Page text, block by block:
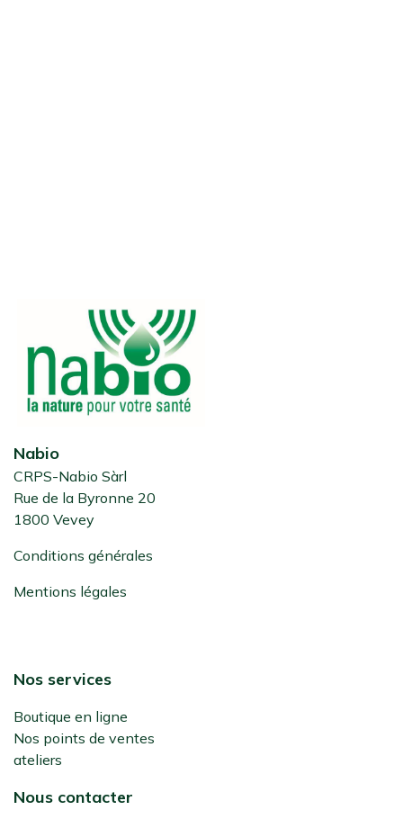
Nabio
CRPS-Nabio Sàrl
Rue de la Byronne 20
1800 Vevey
Conditions générales
Mentions légales
Nos services
Boutique en ligne
Nos points de ventes
ateliers
Nous contacter